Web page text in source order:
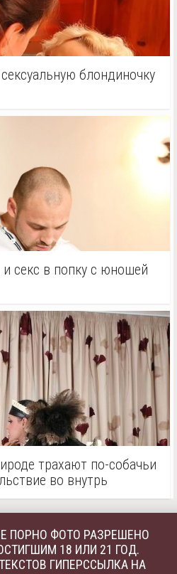
блондиночку
секс в попку с юношей
трахают по-собачьи
во внутрь
ПОРНО ФОТО РАЗРЕШЕНО
18 ИЛИ 21 ГОД.
ГИПЕРССЫЛКА НА